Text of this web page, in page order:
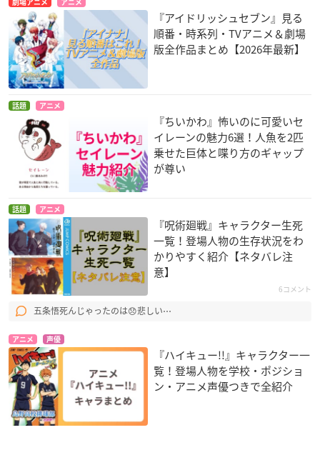
劇場アニメ アニメ
『アイドリッシュセブン』見る
順番・時系列・TVアニメ＆劇場
版全作品まとめ【2026年最新】
話題 アニメ
『ちいかわ』怖いのに可愛いセ
イレーンの魅力6選！人魚を2匹
乗せた巨体と喋り方のギャップ
が尊い
話題 アニメ
『呪術廻戦』キャラクター生死
一覧！登場人物の生存状況をわ
かりやすく紹介【ネタバレ注
意】
6コメント
五条悟死んじゃったのは😞悲しい⋯
アニメ 声優
『ハイキュー!!』キャラクター一
覧！登場人物を学校・ポジショ
ン・アニメ声優つきで全紹介